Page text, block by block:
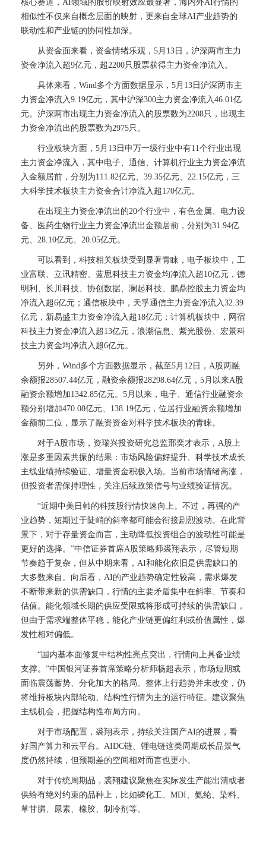
核心赛道，AI领域的股价映射效应最显著，海内外AI行情的
相似性不仅来自概念层面的映射，更来自全球AI产业趋势的
联动性和产业链的协同性加深。
从资金面来看，资金情绪乐观，5月13日，沪深两市主力
资金净流入超9亿元，超2200只股票获得主力资金净流入。
具体来看，Wind多个方面数据显示，5月13日沪深两市主
力资金净流入9.19亿元，其中沪深300主力资金净流入46.01亿
元。沪深两市出现主力资金净流入的股票数为2208只，出现主
力资金净流出的股票数为2975只。
行业板块方面，5月13日申万一级行业中有11个行业出现
主力资金净流入，其中电子、通信、计算机行业主力资金净流
入金额居前，分别为111.82亿元、39.35亿元、22.15亿元，三
大科学技术板块主力资金合计净流入超170亿元。
在出现主力资金净流出的20个行业中，有色金属、电力设
备、医药生物行业主力资金净流出金额居前，分别为31.94亿
元、28.10亿元、20.05亿元。
可以看到，科技相关板块受到显著青睐，电子板块中，工
业富联、立讯精密、蓝思科技主力资金均净流入超10亿元，德
明利、长川科技、协创数据、澜起科技、鹏鼎控股主力资金均
净流入超6亿元；通信板块中，天孚通信主力资金净流入32.39
亿元，新易盛主力资金净流入超18亿元；计算机板块中，网宿
科技主力资金净流入超13亿元，浪潮信息、紫光股份、宏景科
技主力资金均净流入超6亿元。
另外，Wind多个方面数据显示，截至5月12日，A股两融
余额报28507.44亿元，融资余额报28298.64亿元，5月以来A股
融资余额增加1342.85亿元。5月以来，电子、通信行业融资余
额分别增加470.08亿元、138.19亿元，位居行业融资余额增加
金额前二位，显示了融资资金对科学技术板块的青睐。
对于A股市场，资瑞兴投资研究总监邢奕才表示，A股上
涨是多重因素共振的结果：市场风险偏好提升、科学技术成长
主线业绩持续验证、增量资金积极入场。当前市场情绪高涨，
但投资者需保持理性，关注后续政策信号与业绩验证情况。
“近期中美日韩的科技股行情快速向上。不过，再强的产
业趋势，短期过于陡峭的斜率都可能会衔接剧烈波动。在此背
景下，对于存量资金而言，主动降低投资组合的波动性可能是
更好的选择。”中信证券首席A股策略师裘翔表示，尽管短期
节奏趋于复杂，但从中期来看，AI和能化依旧是供需缺口的
大多数来自。向后看，AI的产业趋势确定性较高，需求爆发
不断带来新的供需缺口，行情的主要矛盾集中在斜率、节奏和
估值。能化领域长期的供应受限或将形成可持续的供需缺口，
但由于需求端整体平稳，能化产业链更偏红利或价值属性，爆
发性相对偏低。
“国内基本面修复中结构性亮点突出，行情向上具备业绩
支撑。”中国银河证券首席策略分析师杨超表示，市场短期或
面临震荡蓄势、分化加大的格局。整体上行趋势并未改变，仍
将维持板块内部轮动、结构性行情为主的运行特征。建议聚焦
主线机会，把握结构性布局方向。
对于市场配置，裘翔表示，持续关注国产AI的进展，看
好国产算力和云平台。AIDC链、锂电链这类周期成长品景气
度仍然持续，但预期差的空间相对而言也更小。
对于传统周期品，裘翔建议聚焦在实际发生产能出清或者
供给有绝对约束的品种上，比如磷化工、MDI、氨纶、染料、
草甘膦、尿素、橡胶、制冷剂等。